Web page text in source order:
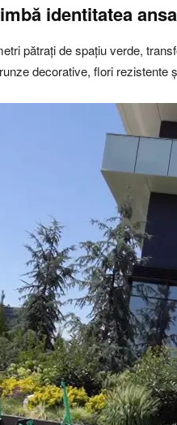
identitatea
pătrați de spațiu verde,
decorative, flori